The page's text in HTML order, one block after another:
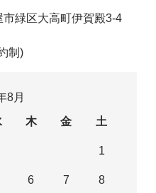
緑区大高町伊賀殿3-4
制)
8月
木 金 土
1
6 7 8